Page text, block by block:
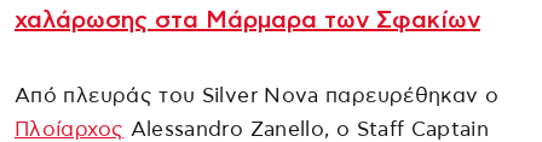
χαλάρωσης στα Μάρμαρα των Σφακίων
Από πλευράς του Silver Nova παρευρέθηκαν ο
Πλοίαρχος Alessandro Zanello, ο Staff Captain